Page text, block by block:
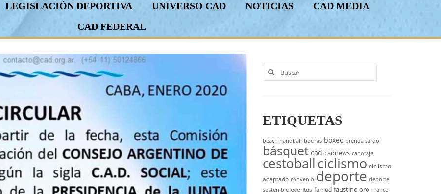
LEGISLACIÓN DEPORTIVA UNIVERSO CAD NOTICIAS
CAD MEDIA
CAD FEDERAL
Buscar
por:
ETIQUETAS
beach handball bochas boxeo brenda sardon
básquet cad cadnews canotaje
cestoballciclismo ciclismo
adaptado convenio deporte deporte
sostenible eventos famud faustino oro Franco